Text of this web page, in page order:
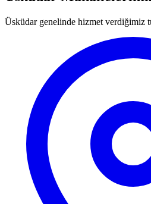
Üsküdar genelinde hizmet verdiğimiz